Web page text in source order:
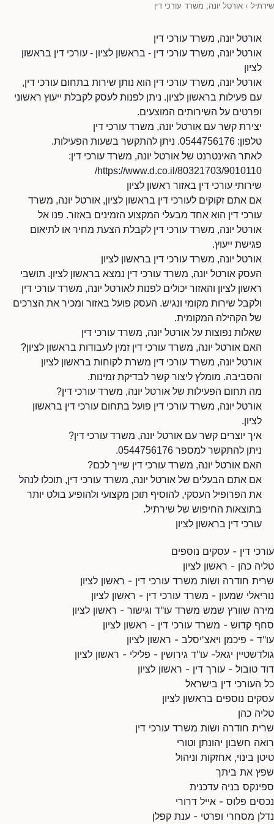
שירתיל › אורטל יונה, משרד עורכי דין
אורטל יונה, משרד עורכי דין
אורטל יונה, משרד עורכי דין - בראשון לציון - עורכי דין בראשון
לציון
אורטל יונה, משרד עורכי דין הוא נותן שירות בתחום עורכי דין,
עם פעילות בראשון לציון. ניתן לפנות לעסק לקבלת ייעוץ ראשוני
ופרטים על השירותים המוצעים.
יצירת קשר עם אורטל יונה, משרד עורכי דין
טלפון: 0544756176. ניתן להתקשר בשעות הפעילות.
לאתר האינטרנט של אורטל יונה, משרד עורכי דין:
https://www.d.co.il/80321703/9010110/
שירותי עורכי דין באזור ראשון לציון
אם אתם זקוקים לעורכי דין בראשון לציון, אורטל יונה, משרד
עורכי דין הוא אחד מבעלי המקצוע הזמינים באזור. פנו אל
אורטל יונה, משרד עורכי דין לקבלת הצעת מחיר או לתיאום
פגישת ייעוץ.
אורטל יונה, משרד עורכי דין בראשון לציון
העסק אורטל יונה, משרד עורכי דין נמצא בראשון לציון. תושבי
ראשון לציון והאזור יכולים לפנות לאורטל יונה, משרד עורכי דין
ולקבל שירות מקומי ונגיש. העסק פועל באזור ומכיר את הצרכים
של הקהילה המקומית.
שאלות נפוצות על אורטל יונה, משרד עורכי דין
האם אורטל יונה, משרד עורכי דין זמין לעבודות בראשון לציון?
אורטל יונה, משרד עורכי דין משרת לקוחות בראשון לציון
והסביבה. מומלץ ליצור קשר לבדיקת זמינות.
מה תחום הפעילות של אורטל יונה, משרד עורכי דין?
אורטל יונה, משרד עורכי דין פועל בתחום עורכי דין בראשון
לציון.
איך יוצרים קשר עם אורטל יונה, משרד עורכי דין?
ניתן להתקשר למספר 0544756176.
האם אורטל יונה, משרד עורכי דין שייך לכם?
אם אתם הבעלים של אורטל יונה, משרד עורכי דין, תוכלו לנהל
את הפרופיל העסקי, להוסיף תוכן מקצועי ולהופיע בולט יותר
בתוצאות החיפוש של שירתיל.
עורכי דין בראשון לציון
עורכי דין - עסקים נוספים
טליה כהן - ראשון לציון
שרית חודרה ושות משרד עורכי דין - ראשון לציון
נוריאלי שמעון - משרד עורכי דין - ראשון לציון
מירה שוורץ שמש משרד עו"ד וגישור - ראשון לציון
סחף קדוש - משרד עורכי דין - ראשון לציון
עו"ד - פיכמן ויאצ'יסלב - ראשון לציון
גולדשטיין יגאל- עו"ד גירושין - פלילי - ראשון לציון
דוד טובול - עורך דין - ראשון לציון
כל העורכי דין בישראל
עסקים נוספים בראשון לציון
טליה כהן
שרית חודרה ושות משרד עורכי דין
רואה חשבון יהונתן וטורי
טיטן בינוי, אחזקות וניהול
שפץ את ביתך
ספינקס בניה עדכנית
נכסים פלוס - אייל דרורי
נדלן מסחרי ופרטי - ענת קפלן